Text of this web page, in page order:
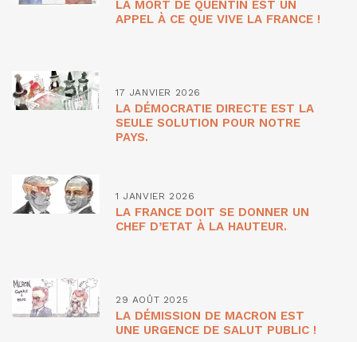
LA MORT DE QUENTIN EST UN
APPEL À CE QUE VIVE LA FRANCE !
17 JANVIER 2026
LA DÉMOCRATIE DIRECTE EST LA
SEULE SOLUTION POUR NOTRE
PAYS.
1 JANVIER 2026
LA FRANCE DOIT SE DONNER UN
CHEF D’ETAT À LA HAUTEUR.
29 AOÛT 2025
LA DÉMISSION DE MACRON EST
UNE URGENCE DE SALUT PUBLIC !